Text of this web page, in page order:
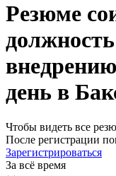
Резюме
день в
Чтобы видеть все
После регистрации
Зарегистрироваться
За всё время